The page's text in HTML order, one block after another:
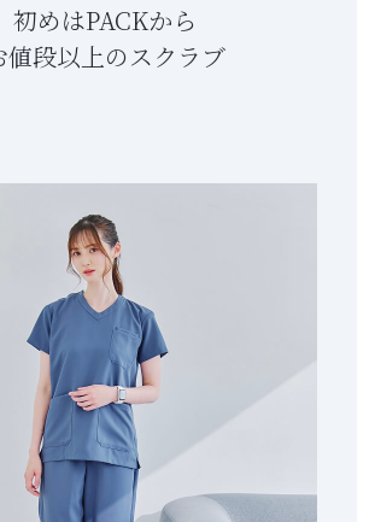
初めはPACKから
値段以上のスクラブ